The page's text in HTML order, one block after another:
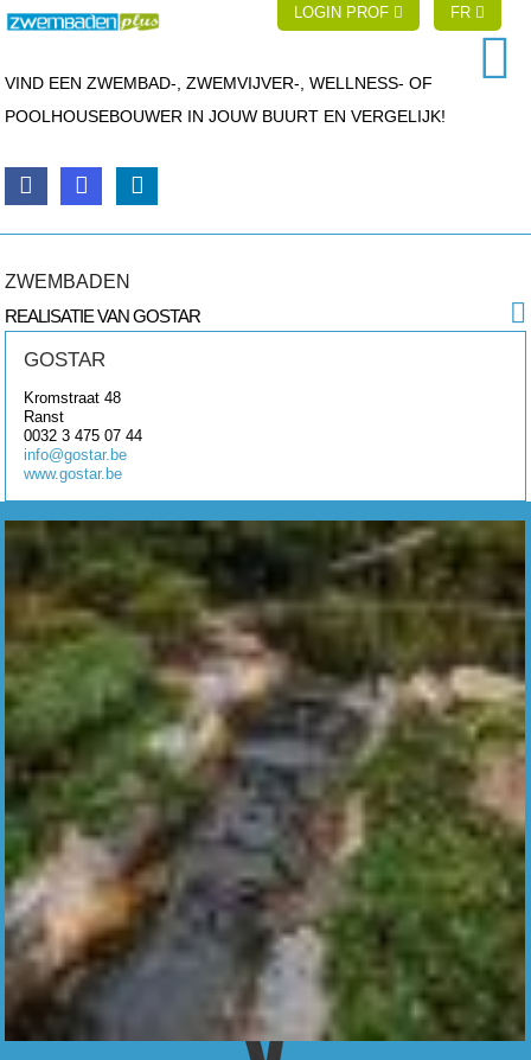
LOGIN PROF FR
VIND EEN ZWEMBAD-, ZWEMVIJVER-, WELLNESS- OF
POOLHOUSEBOUWER IN JOUW BUURT EN VERGELIJK!
ZWEMBADEN
REALISATIE VAN GOSTAR
GOSTAR
Kromstraat 48
Ranst
0032 3 475 07 44
info@gostar.be
www.gostar.be